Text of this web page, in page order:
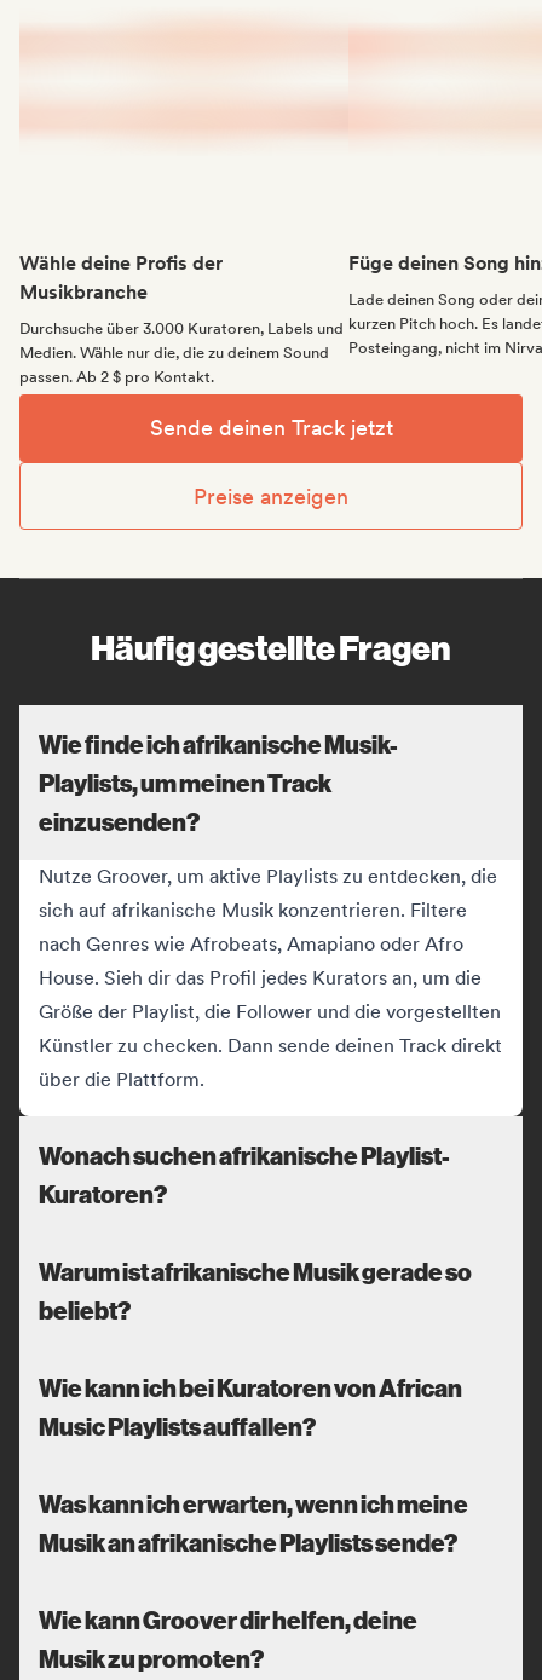
Wähle deine Profis der
Musikbranche
Durchsuche über 3.000 Kuratoren, Labels und
Medien. Wähle nur die, die zu deinem Sound
passen. Ab 2 $ pro Kontakt.
Füge deinen Song
Lade deinen Song oder
kurzen Pitch hoch. Es
Posteingang, nicht im
Sende deinen Track jetzt
Preise anzeigen
Häufig gestellte Fragen
Wie finde ich afrikanische Musik-
Playlists, um meinen Track
einzusenden?
Nutze Groover, um aktive Playlists zu entdecken, die
sich auf afrikanische Musik konzentrieren. Filtere
nach Genres wie Afrobeats, Amapiano oder Afro
House. Sieh dir das Profil jedes Kurators an, um die
Größe der Playlist, die Follower und die vorgestellten
Künstler zu checken. Dann sende deinen Track direkt
über die Plattform.
Wonach suchen afrikanische Playlist-
Kuratoren?
Warum ist afrikanische Musik gerade so
beliebt?
Wie kann ich bei Kuratoren von African
Music Playlists auffallen?
Was kann ich erwarten, wenn ich meine
Musik an afrikanische Playlists sende?
Wie kann Groover dir helfen, deine
Musik zu promoten?